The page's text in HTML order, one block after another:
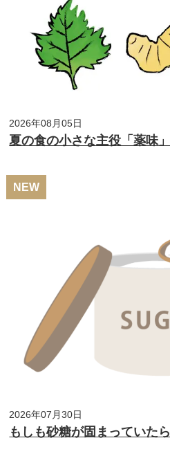
2026年08月05日
夏の食の小さな主役「薬味」
NEW
2026年07月30日
もしも砂糖が固まっていたら